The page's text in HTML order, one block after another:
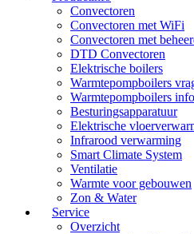
Convectoren
Convectoren met WiFi
Convectoren met
DTD Convectoren
Elektrische boilers
Warmtepompboilers
Warmtepompboilers
Besturingsapparatuur
Elektrische
Infrarood verwarming
Smart Climate System
Ventilatie
Warmte voor gebouwen
Zon & Water
Service
Overzicht